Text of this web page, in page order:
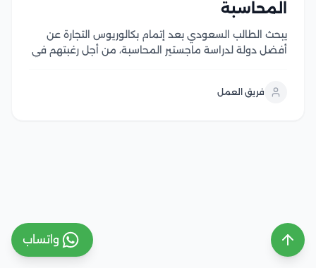
المحاسبة
يبحث الطالب السعودي بعد إتمام بكالوريوس التجارة عن
أفضل دولة لدراسة ماجستير المحاسبة، من أجل رغبتهم في
كل دولة للطلاب، إلى جانب التحديات التي...
فريق العمل
واتساب